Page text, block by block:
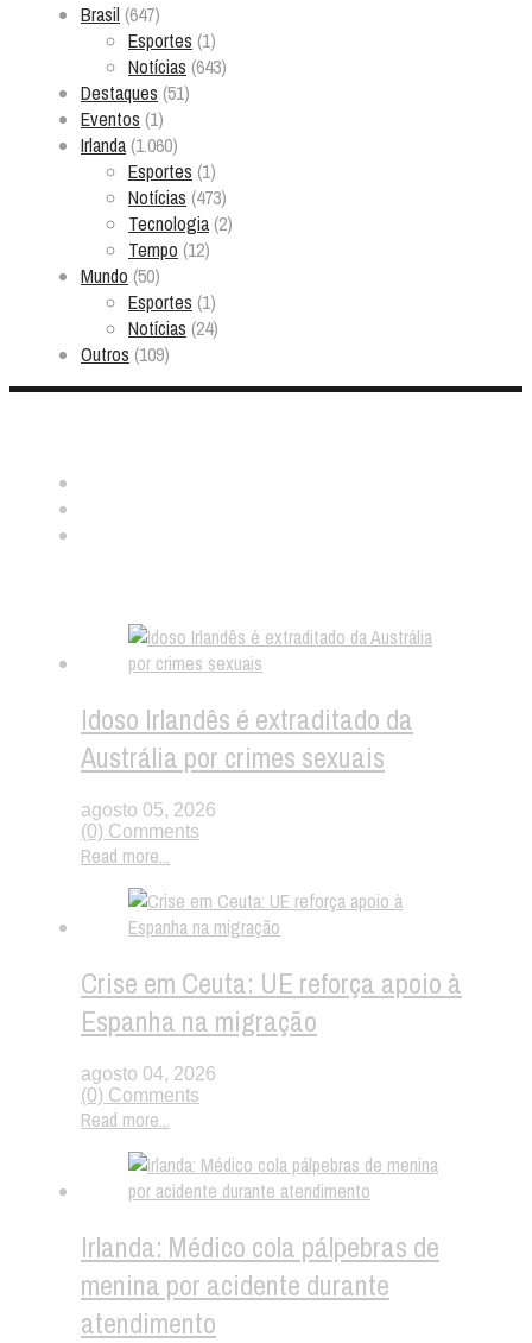
Brasil (647)
Esportes (1)
Notícias (643)
Destaques (51)
Eventos (1)
Irlanda(1.060)
Esportes (1)
Notícias (473)
Tecnologia(2)
Tempo (12)
Mundo (50)
Esportes (1)
Notícias (24)
Outros (109)
Idoso Irlandês é extraditado da
Austrália por crimes sexuais
agosto 05, 2026
(0) Comments
Read more...
Crise em Ceuta: UE reforça apoio à
Espanha na migração
agosto 04, 2026
(0) Comments
Read more...
Irlanda: Médico cola pálpebras de
menina por acidente durante
atendimento